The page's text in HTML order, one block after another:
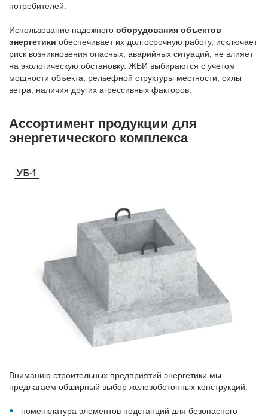
потребителей.
Использование надежного оборудования объектов
энергетики обеспечивает их долгосрочную работу, исключает
риск возникновения опасных, аварийных ситуаций, не влияет
на экологическую обстановку. ЖБИ выбираются с учетом
мощности объекта, рельефной структуры местности, силы
ветра, наличия других агрессивных факторов.
Ассортимент продукции для
энергетического комплекса
Вниманию строительных предприятий энергетики мы
предлагаем обширный выбор железобетонных конструкций:
номенклатура элементов подстанций для безопасного